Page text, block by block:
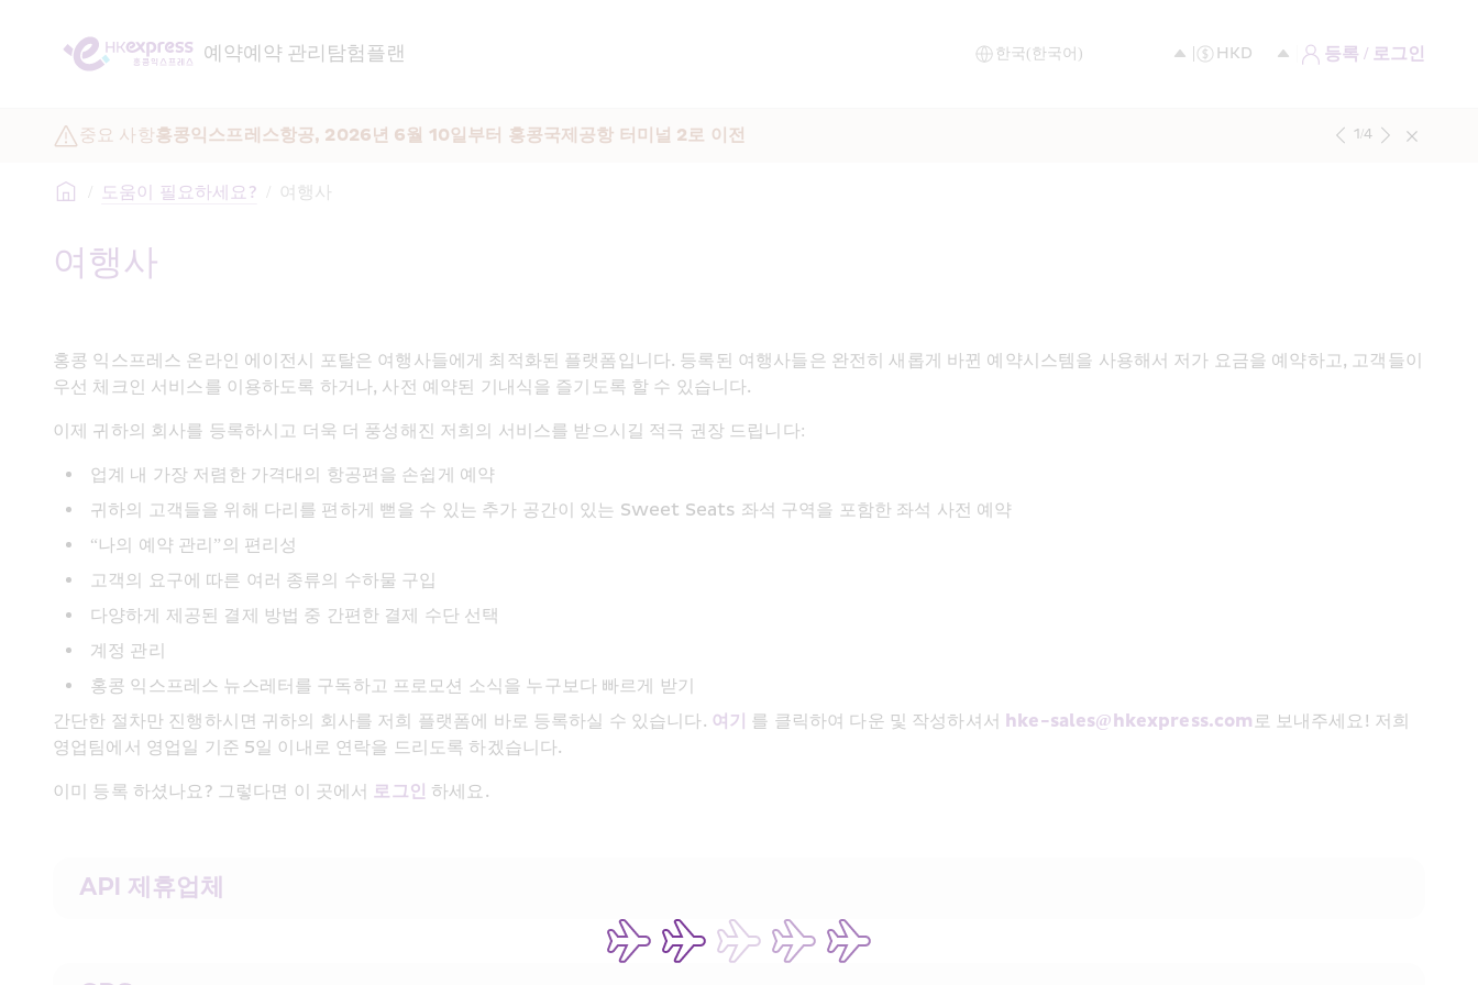
예약예약 관리 탐험플랜 등록 / 로그인
중요 사항홍콩익스프레스항공, 2026년 6월 10일부터 홍콩국제공항 터미널 2로 이전 1/4
/ 도움이 필요하세요? / 여행사
여행사
홍콩 익스프레스 온라인 에이전시 포탈은 여행사들에게 최적화된 플랫폼입니다. 등록된 여행사들은 완전히 새롭게 바뀐 예약시스템을 사용해서 저가 요금을 예약하고, 고객들이
우선 체크인 서비스를 이용하도록 하거나, 사전 예약된 기내식을 즐기도록 할 수 있습니다.
이제 귀하의 회사를 등록하시고 더욱 더 풍성해진 저희의 서비스를 받으시길 적극 권장 드립니다:
업계 내 가장 저렴한 가격대의 항공편을 손쉽게 예약
귀하의 고객들을 위해 다리를 편하게 뻗을 수 있는 추가 공간이 있는 Sweet Seats 좌석 구역을 포함한 좌석 사전 예약
“나의 예약 관리”의 편리성
고객의 요구에 따른 여러 종류의 수하물 구입
다양하게 제공된 결제 방법 중 간편한 결제 수단 선택
계정 관리
홍콩 익스프레스 뉴스레터를 구독하고 프로모션 소식을 누구보다 빠르게 받기
간단한 절차만 진행하시면 귀하의 회사를 저희 플랫폼에 바로 등록하실 수 있습니다. 여기 를 클릭하여 다운 및 작성하셔서 hke-sales@hkexpress.com 로 보내주세요! 저희
영업팀에서 영업일 기준 5일 이내로 연락을 드리도록 하겠습니다.
이미 등록 하셨나요? 그렇다면 이 곳에서 로그인 하세요.
API 제휴업체